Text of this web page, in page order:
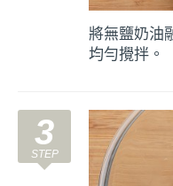
將無鹽奶油
均勻攪拌。
3